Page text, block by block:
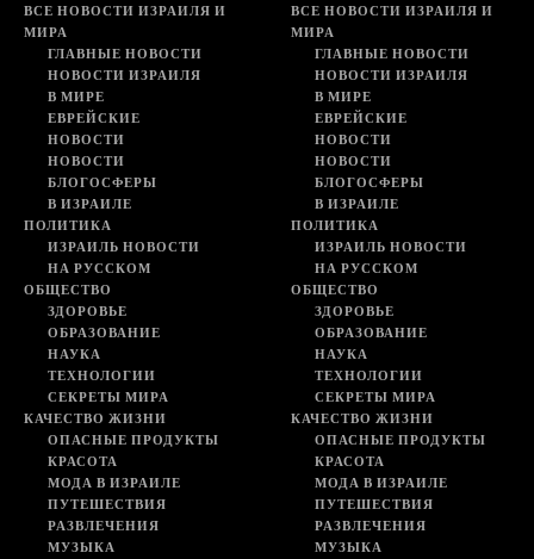
ВСЕ НОВОСТИ ИЗРАИЛЯ И
МИРА
ГЛАВНЫЕ НОВОСТИ
НОВОСТИ ИЗРАИЛЯ
В МИРЕ
ЕВРЕЙСКИЕ
НОВОСТИ
НОВОСТИ
БЛОГОСФЕРЫ
В ИЗРАИЛЕ
ПОЛИТИКА
ИЗРАИЛЬ НОВОСТИ
НА РУССКОМ
ОБЩЕСТВО
ЗДОРОВЬЕ
ОБРАЗОВАНИЕ
НАУКА
ТЕХНОЛОГИИ
СЕКРЕТЫ МИРА
КАЧЕСТВО ЖИЗНИ
ОПАСНЫЕ ПРОДУКТЫ
КРАСОТА
МОДА В ИЗРАИЛЕ
ПУТЕШЕСТВИЯ
РАЗВЛЕЧЕНИЯ
МУЗЫКА
ВСЕ НОВОСТИ ИЗРАИЛЯ И
МИРА
ГЛАВНЫЕ НОВОСТИ
НОВОСТИ ИЗРАИЛЯ
В МИРЕ
ЕВРЕЙСКИЕ
НОВОСТИ
НОВОСТИ
БЛОГОСФЕРЫ
В ИЗРАИЛЕ
ПОЛИТИКА
ИЗРАИЛЬ НОВОСТИ
НА РУССКОМ
ОБЩЕСТВО
ЗДОРОВЬЕ
ОБРАЗОВАНИЕ
НАУКА
ТЕХНОЛОГИИ
СЕКРЕТЫ МИРА
КАЧЕСТВО ЖИЗНИ
ОПАСНЫЕ ПРОДУКТЫ
КРАСОТА
МОДА В ИЗРАИЛЕ
ПУТЕШЕСТВИЯ
РАЗВЛЕЧЕНИЯ
МУЗЫКА